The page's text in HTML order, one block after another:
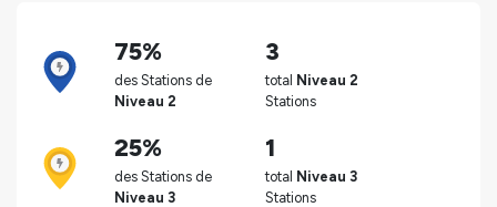
75%
des Stations de
Niveau 2
3
total Niveau 2
Stations
25%
des Stations de
Niveau 3
1
total Niveau 3
Stations